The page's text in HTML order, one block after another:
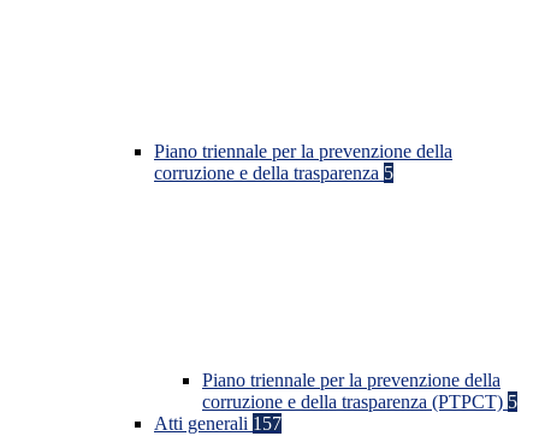
Piano triennale per la prevenzione della
corruzione e della trasparenza 5
Piano triennale per la prevenzione della
corruzione e della trasparenza (PTPCT) 5
Atti generali 157